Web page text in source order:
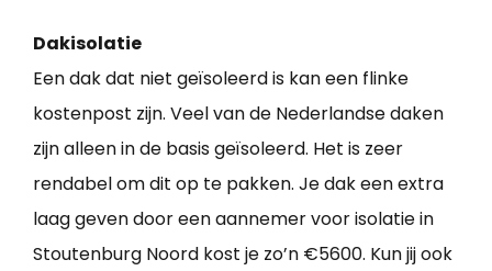
Dakisolatie
Een dak dat niet geïsoleerd is kan een flinke
kostenpost zijn. Veel van de Nederlandse daken
zijn alleen in de basis geïsoleerd. Het is zeer
rendabel om dit op te pakken. Je dak een extra
laag geven door een aannemer voor isolatie in
Stoutenburg Noord kost je zo’n €5600. Kun jij ook